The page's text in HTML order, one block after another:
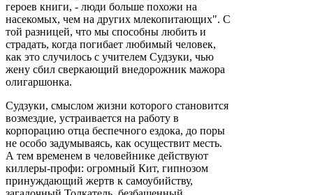
героев книги, - люди больше похожи на
насекомых, чем на других млекопитающих". С
той разницей, что мы способны любить и
страдать, когда погибает любимый человек,
как это случилось с учителем Судзуки, чью
жену сбил сверкающий внедорожник мажора
олигаршонка.
Судзуки, смыслом жизни которого становится
возмездие, устраивается на работу в
корпорацию отца беспечного ездока, до поры
не особо задумываясь, как осуществит месть.
А тем временем в человейнике действуют
киллеры-профи: огромный Кит, гипнозом
принуждающий жертв к самоубийству,